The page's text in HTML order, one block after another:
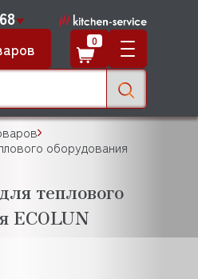
0
оборудования
теплового
ECOLUN